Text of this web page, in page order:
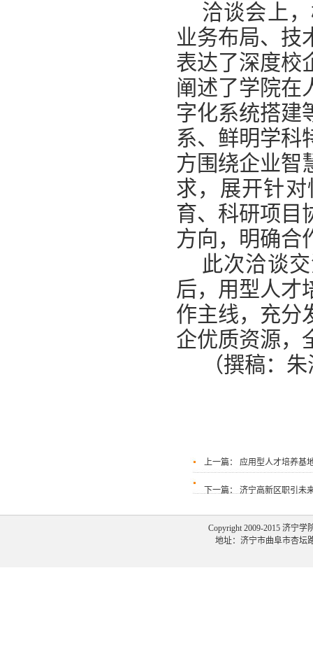
洽谈会上
业务布局、技
表达了深度校
阐述了学院在
字化系统搭建
系、鲜明学科
方围绕企业智
求，展开针
育、科研项目
方向，明确合
此次洽谈
后，用型人才
作主线，充分
企优质资源，
（撰稿
上一篇： 应用型人才培养基
下一篇： 济宁高新区职引未
Copyright 2009-2015 济宁学
地址：济宁市曲阜市杏坛